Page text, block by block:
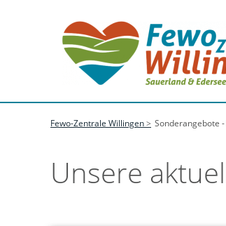
Fewo-Zentrale Willingen Sonderangebote
Unsere